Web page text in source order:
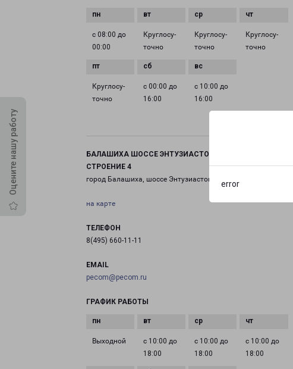
error
Оцените нашу работу
с 08:00 до
00:00
Круглосу­
точно
Круглосу­
точно
Круглосу­
точно
Круглосу­
точно
с 00:00 до
16:00
с 10:00 до
16:00
БАЛАШИХА ШОССЕ ЭНТУЗИАСТОВ ВЛАДЕНИЕ 11
СТРОЕНИЕ 4
город Балашиха, шоссе Энтузиастов, 11 строение 4
на карте
ТЕЛЕФОН
8(495) 660-11-11
EMAIL
pecom@pecom.ru
ГРАФИК РАБОТЫ
Выходной
с 10:00 до
18:00
с 10:00 до
18:00
с 10:00 до
18:00